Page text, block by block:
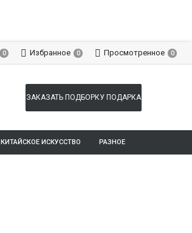
0 Избранное 0 Просмотренное 0
ЗАКАЗАТЬ ПОДБОРКУ ПОДАРКА
КИТАЙСКОЕ ИСКУССТВО РАЗНОЕ